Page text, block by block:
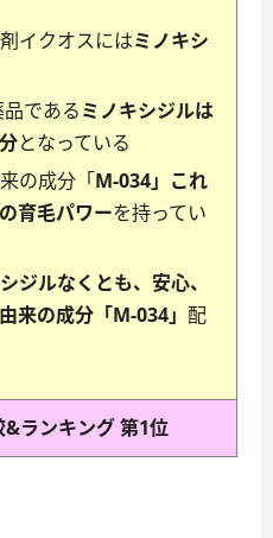
イクオスにはミノキシ
であるミノキシジルは
となっている
の成分「M-034」これ
育毛パワーを持ってい
ジルなくとも、安心、
来の成分「M-034」 配
&ランキング 第1位